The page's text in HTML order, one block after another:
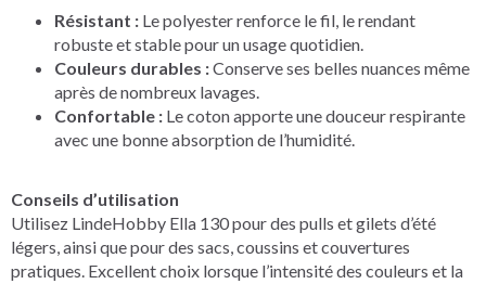
Résistant : Le polyester renforce le fil, le rendant
robuste et stable pour un usage quotidien.
Couleurs durables :Conserve ses belles nuances même
après de nombreux lavages.
Confortable : Le coton apporte une douceur respirante
avec une bonne absorption de l’humidité.
Conseils d’utilisation
Utilisez LindeHobby Ella 130 pour des pulls et gilets d’été
légers, ainsi que pour des sacs, coussins et couvertures
pratiques. Excellent choix lorsque l’intensité des couleurs et la